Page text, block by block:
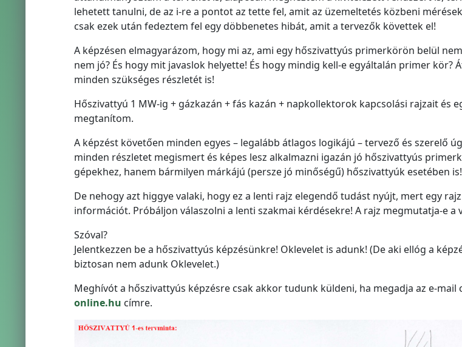
lehetett tanulni, de az i-re a pontot az tette fel, amit az üzemeltetés közbeni
csak ezek után fedeztem fel egy döbbenetes hibát, amit a tervezők követtek el!
A képzésen elmagyarázom, hogy mi az, ami egy hőszivattyús primerkörön belül
nem jó? És hogy mit javaslok helyette! És hogy mindig kell-e egyáltalán primer kör?
minden szükséges részletét is!
Hőszivattyú 1 MW-ig + gázkazán + fás kazán + napkollektorok kapcsolási rajzait és
megtanítom.
A képzést követően minden egyes – legalább átlagos logikájú – tervező és szerelő
minden részletet megismert és képes lesz alkalmazni igazán jó hőszivattyús
gépekhez, hanem bármilyen márkájú (persze jó minőségű) hőszivattyúk esetében is!
De nehogy azt higgye valaki, hogy ez a lenti rajz elegendő tudást nyújt, mert egy
információt. Próbáljon válaszolni a lenti szakmai kérdésekre! A rajz megmutatja-e a
Szóval?
Jelentkezzen be a hőszivattyús képzésünkre! Oklevelet is adunk! (De aki ellóg a
biztosan nem adunk Oklevelet.)
Meghívót a hőszivattyús képzésre csak akkor tudunk küldeni, ha megadja az e-mail
online.hu címre.